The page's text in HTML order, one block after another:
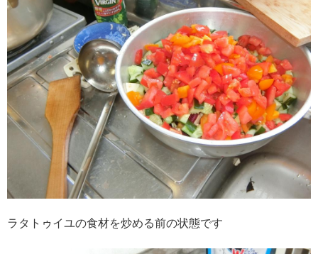
ラタトゥイユの食材を炒める前の状態です